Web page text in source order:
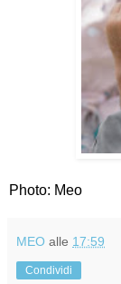
Photo: Meo
MEO alle 17:59
Condividi